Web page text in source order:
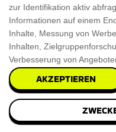
zur Identifikation aktiv
Informationen auf einem
Inhalte, Messung von
Inhalten,
Verbesserung von
AKZEPTIEREN